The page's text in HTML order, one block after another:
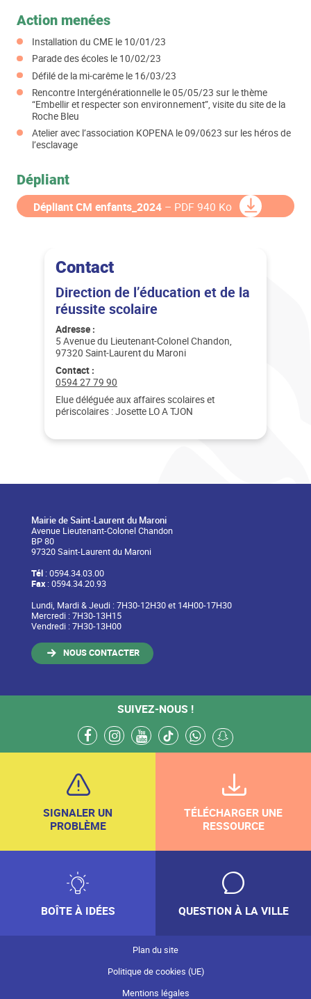
Action menées
Installation du CME le 10/01/23
Parade des écoles le 10/02/23
Défilé de la mi-carême le 16/03/23
Rencontre Intergénérationnelle le 05/05/23 sur le thème
“Embellir et respecter son environnement”, visite du site de la
Roche Bleu
Atelier avec l’association KOPENA le 09/0623 sur les héros de
l’esclavage
Dépliant
Dépliant CM enfants_2024 – PDF 940 Ko
Contact
Direction de l’éducation et de la
réussite scolaire
Adresse :
5 Avenue du Lieutenant-Colonel Chandon,
97320 Saint-Laurent du Maroni
Contact :
Téléphone :
0594 27 79 90
Elue déléguée aux affaires scolaires et
périscolaires : Josette LO A TJON
Mairie de Saint-Laurent du Maroni
Avenue Lieutenant-Colonel Chandon
BP 80
97320 Saint-Laurent du Maroni
Tél: 0594.34.03.00
Fax: 0594.34.20.93
Lundi, Mardi & Jeudi : 7H30-12H30 et 14H00-17H30
Mercredi : 7H30-13H15
Vendredi : 7H30-13H00
NOUS CONTACTER
SUIVEZ-NOUS !
facebookinstagram
youtube
tiktokwhatsappsnapchat
SIGNALER UN
PROBLÈME
TÉLÉCHARGER UNE
RESSOURCE
BOÎTE À IDÉES QUESTION À LA VILLE
Plan du site
Politique de cookies (UE)
Mentions légales